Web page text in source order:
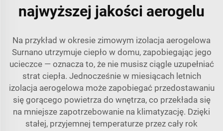
najwyższej jakości aerogelu
Na przykład w okresie zimowym izolacja aerogelowa
Surnano utrzymuje ciepło w domu, zapobiegając jego
ucieczce — oznacza to, że nie musisz ciągle uzupełniać
strat ciepła. Jednocześnie w miesiącach letnich
izolacja aerogelowa może zapobiegać przedostawaniu
się gorącego powietrza do wnętrza, co przekłada się
na mniejsze zapotrzebowanie na klimatyzację. Dzięki
stałej, przyjemnej temperaturze przez cały rok